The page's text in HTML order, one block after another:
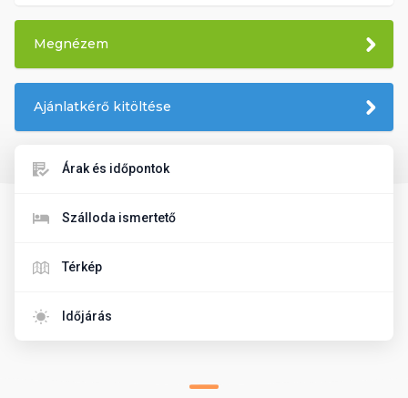
Megnézem
Ajánlatkérő kitöltése
Árak és időpontok
Szálloda ismertető
Térkép
Időjárás